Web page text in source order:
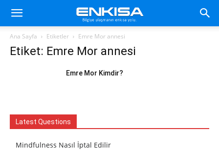
Ana Sayfa Etiketler Emre Mor annesi
Etiket: Emre Mor annesi
Emre Mor Kimdir?
Latest Questions
Mindfulness Nasıl İptal Edilir